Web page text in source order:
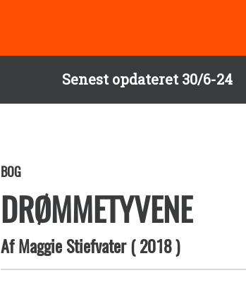
Senest opdateret 30/6-24
BOG
DRØMMETYVENE
AfMaggie Stiefvater(2018)